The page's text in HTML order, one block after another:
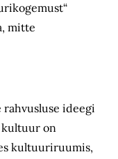
mitte
rahvusluse ideegi
kultuur on
kultuuriruumis,